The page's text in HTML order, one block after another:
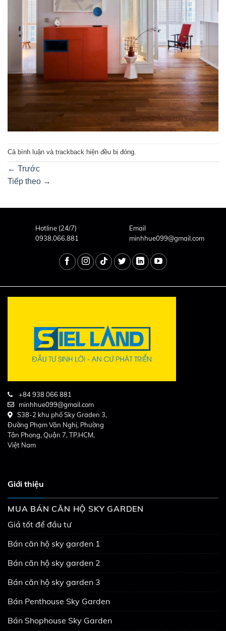
Cả bình luận và trackback hiện đều bị đóng.
← Trước
Tiếp theo →
Hotline (24/7)
0938.066.881
Email
minhhue099@gmail.com
+84 938 066 881
minhhue099@gmail.com
S38-2 khu phố Sky Graden 3,
Đường Phạm Văn Nghị, Phường
Tân Phong, Quận 7, TP.HCM,
Việt Nam
Giới thiệu
MUA BÁN CĂN HỘ SKY GARDEN
Giá tốt để đầu tư
Bán căn hộ sky garden 1
Bán căn hộ sky garden 2
Bán căn hộ sky garden 3
Bán Penthouse Sky Garden
Bán Shophouse Sky Garden